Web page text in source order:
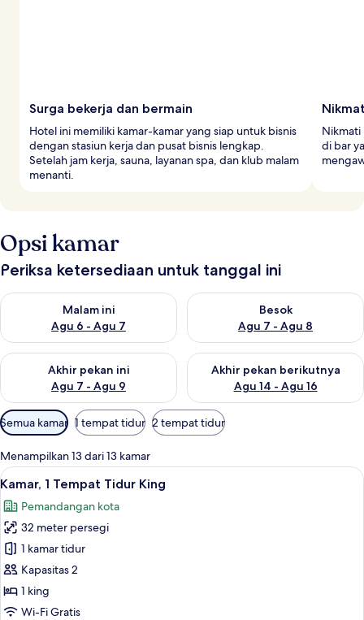
Surga bekerja dan bermain
Hotel ini memiliki kamar-kamar yang siap untuk bisnis
dengan stasiun kerja dan pusat bisnis lengkap.
Setelah jam kerja, sauna, layanan spa, dan klub malam
menanti.
Nikmati
di bar
Opsi kamar
Periksa ketersediaan untuk tanggal ini
Malam ini
Agu 6 - Agu 7
Periksa ketersediaan untuk malam ini Agu 6 - Agu 7
Besok
Agu 7 - Agu 8
Periksa ketersediaan untuk
Akhir pekan ini
Agu 7 - Agu 9
Periksa ketersediaan untuk akhir pekan ini Agu 7 - Agu 9
Akhir pekan berikutnya
Agu 14 - Agu 16
Periksa ketersediaan untuk
Filter
tersedia
untuk
kamar
Semua kamar 1 tempat tidur 2 tempat tidur
Menampilkan 13 dari 13 kamar
Lihat
semua
foto
untuk
Kamar,
1
Tempat
Tidur
Pancuran hujan, pengering rambut,
9
Kamar, 1 Tempat Tidur King
Pemandangan kota
32 meter persegi
1 kamar tidur
Kapasitas 2
1 king
Wi-Fi Gratis